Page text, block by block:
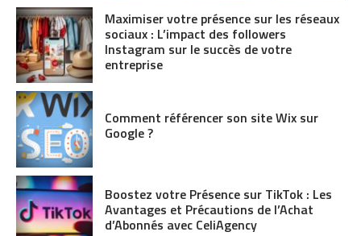
Maximiser votre présence sur les réseaux
sociaux : L’impact des followers
Instagram sur le succès de votre
entreprise
Comment référencer son site Wix sur
Google ?
Boostez votre Présence sur TikTok : Les
Avantages et Précautions de l’Achat
d’Abonnés avec CeliAgency